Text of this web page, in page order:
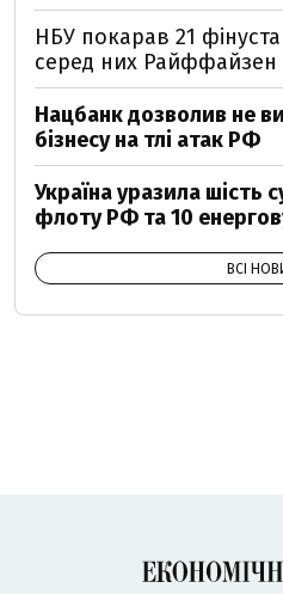
НБУ покарав 21
серед них Райффайзен
Нацбанк дозволив не
бізнесу на тлі атак РФ
Україна уразила шість
флоту РФ та 10
ВСІ